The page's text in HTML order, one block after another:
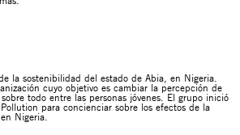
la sostenibilidad del estado de Abia, en Nigeria.
cuyo objetivo es cambiar la percepción de
todo entre las personas jóvenes. El grupo inició
para concienciar sobre los efectos de la
Nigeria.